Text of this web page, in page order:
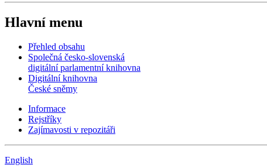
Hlavní menu
Přehled obsahu
Společná česko-slovenská
digitální parlamentní knihovna
Digitální knihovna
České sněmy
Informace
Rejstříky
Zajímavosti v repozitáři
English